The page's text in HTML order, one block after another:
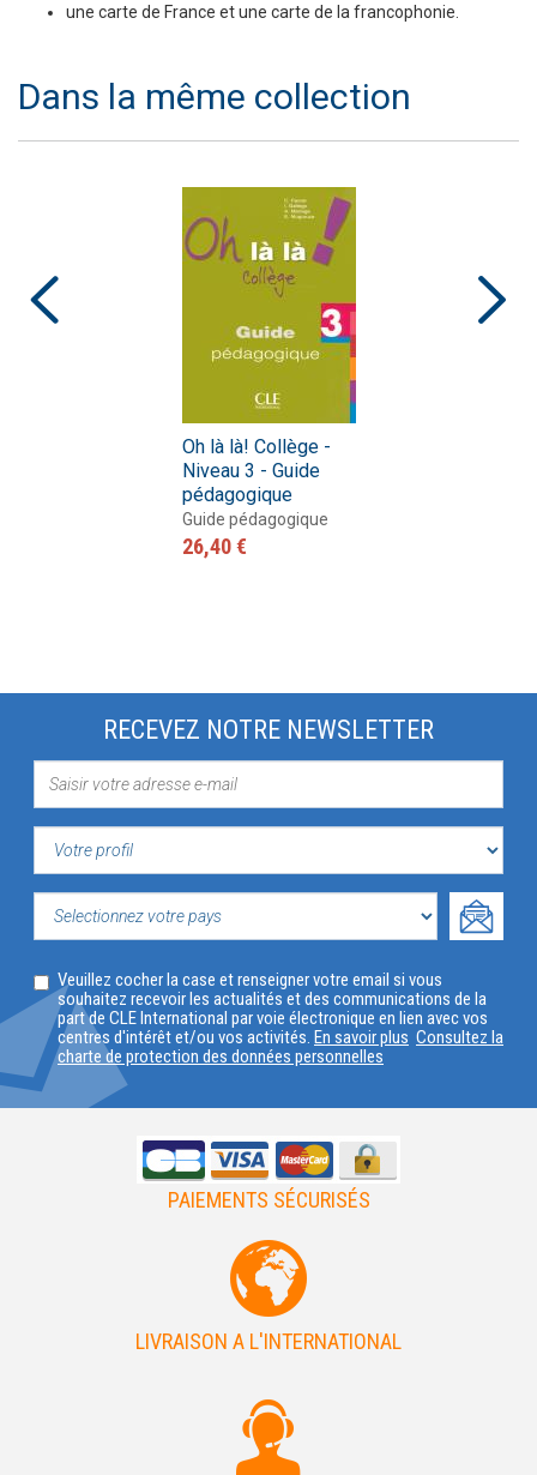
une carte de France et une carte de la francophonie.
Dans la même collection
Oh là là! Collège -
Niveau 3 - Guide
pédagogique
Guide pédagogique
26,40 €
RECEVEZ NOTRE NEWSLETTER
VOTRE
PROFIL
VOTRE
PAYS
Veuillez cocher la case et renseigner votre email si vous
souhaitez recevoir les actualités et des communications de la
part de CLE International par voie électronique en lien avec vos
centres d'intérêt et/ou vos activités. En savoir plus Consultez la
charte de protection des données personnelles
PAIEMENTS SÉCURISÉS
LIVRAISON A L'INTERNATIONAL